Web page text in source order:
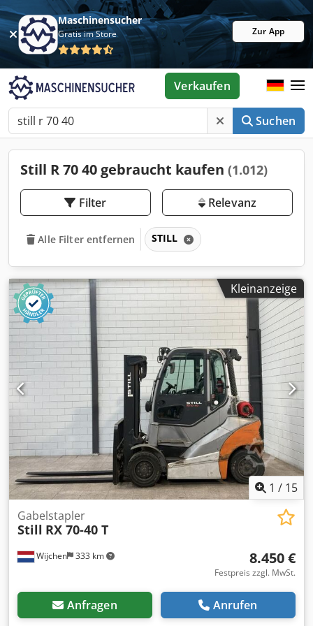
Maschinensucher
Gratis im Store Zur App
Suchen
Verkaufen
Still R 70 40 gebraucht kaufen (1.012)
Filter Relevanz
Alle Filter entfernen STILL
Kleinanzeige
1 / 15
Wijchen 333 km
Gabelstapler
Still RX 70-40 T
8.450 €
Festpreis zzgl. MwSt.
Anfragen Anrufen